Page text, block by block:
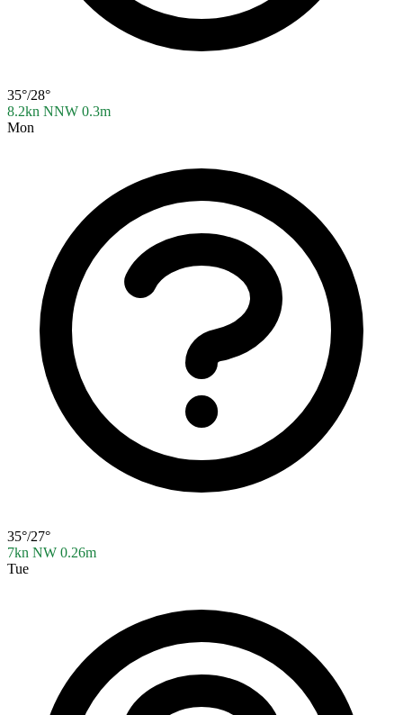
35°/28°
8.2kn NNW 0.3m
Mon
35°/27°
7kn NW 0.26m
Tue